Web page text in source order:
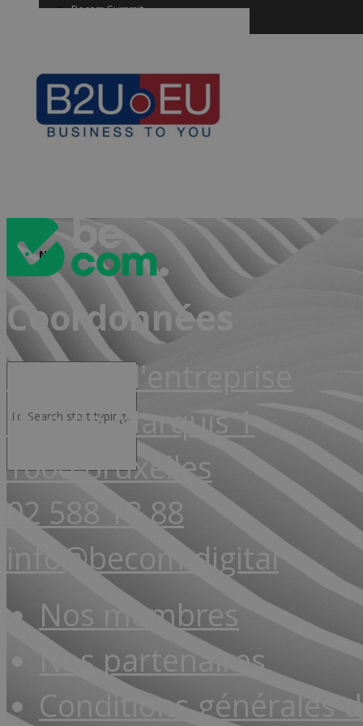
Becom Summit
Advocacy & Juridique
NL
Coordonnées
Siège de l'entreprise
Rue de Marquis 1
1000 Bruxelles
02 588 18 88
info@becom.digital
Nos membres
Nos partenaires
Conditions générales